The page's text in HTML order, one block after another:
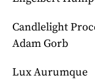
Candlelight
Adam Gorb
Lux Aurumque